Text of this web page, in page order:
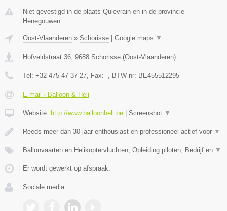
Niet gevestigd in de plaats Quievrain en in de provincie
Henegouwen.
Oost-Vlaanderen » Schorisse Google maps ▼
Hofveldstraat 36, 9688 Schorisse (Oost-Vlaanderen)
Tel: +32 475 47 37 27, Fax: -, BTW-nr: BE455512295
E-mail › Balloon & Heli
Website: http://www.balloonheli.be Screenshot ▼
Reeds meer dan 30 jaar enthousiast en professioneel actief voor ▼
Ballonvaarten en Helikoptervluchten, Opleiding piloten, Bedrijf en ▼
Er wordt gewerkt op afspraak.
Sociale media: